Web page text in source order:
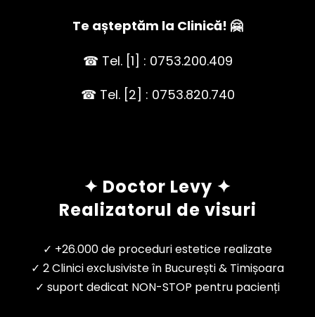
Te așteptăm la Clinică! 🤗
☎ Tel. [1] : 0753.200.409
☎ Tel. [2] : 0753.820.740
✦ Doctor Levy ✦
Realizatorul de visuri
✓ +26.000 de proceduri estetice realizate
✓ 2 Clinici exclusiviste în București & Timișoara
✓ suport dedicat NON-STOP pentru pacienți